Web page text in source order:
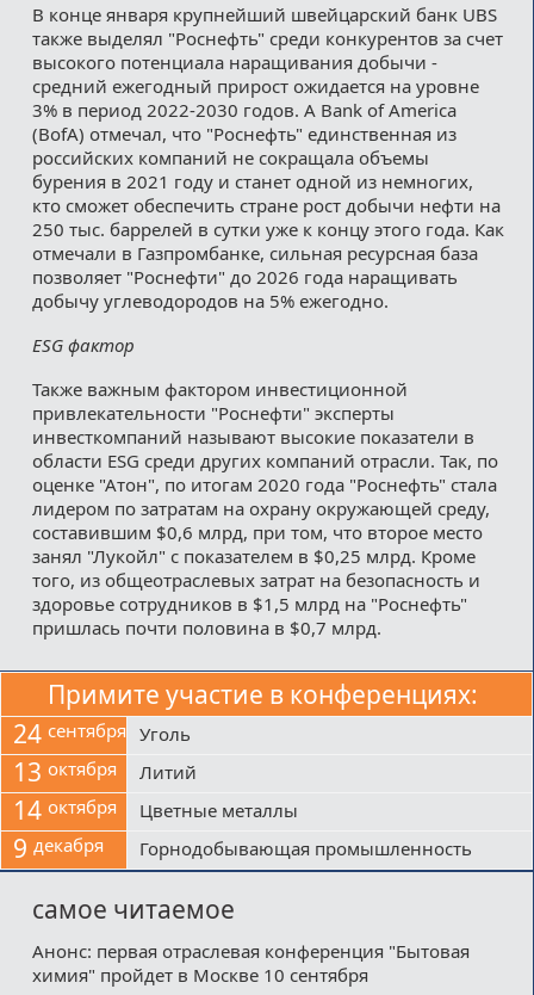
В конце января крупнейший швейцарский банк UBS
также выделял "Роснефть" среди конкурентов за счет
высокого потенциала наращивания добычи -
средний ежегодный прирост ожидается на уровне
3% в период 2022-2030 годов. А Bank of America
(BofA) отмечал, что "Роснефть" единственная из
российских компаний не сокращала объемы
бурения в 2021 году и станет одной из немногих,
кто сможет обеспечить стране рост добычи нефти на
250 тыс. баррелей в сутки уже к концу этого года. Как
отмечали в Газпромбанке, сильная ресурсная база
позволяет "Роснефти" до 2026 года наращивать
добычу углеводородов на 5% ежегодно.
ESG фактор
Также важным фактором инвестиционной
привлекательности "Роснефти" эксперты
инвесткомпаний называют высокие показатели в
области ESG среди других компаний отрасли. Так, по
оценке "Атон", по итогам 2020 года "Роснефть" стала
лидером по затратам на охрану окружающей среду,
составившим $0,6 млрд, при том, что второе место
занял "Лукойл" с показателем в $0,25 млрд. Кроме
того, из общеотраслевых затрат на безопасность и
здоровье сотрудников в $1,5 млрд на "Роснефть"
пришлась почти половина в $0,7 млрд.
Примите участие в конференциях:
24 сентября Уголь
13 октября Литий
14 октября Цветные металлы
9 декабря Горнодобывающая промышленность
самое читаемое
Анонс: первая отраслевая конференция "Бытовая
химия" пройдет в Москве 10 сентября